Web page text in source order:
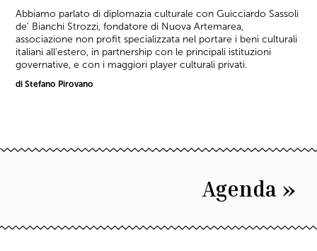
Abbiamo parlato di diplomazia culturale con Guicciardo Sassoli
de' Bianchi Strozzi, fondatore di Nuova Artemarea,
associazione non profit specializzata nel portare i beni culturali
italiani all'estero, in partnership con le principali istituzioni
governative, e con i maggiori player culturali privati.
di Stefano Pirovano
Agenda »